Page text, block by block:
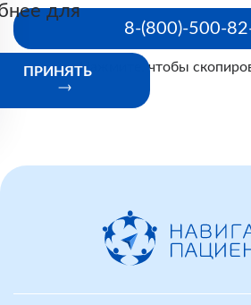
8-(800)-500-
Нажмите, чтобы
для
ПРИНЯТЬ